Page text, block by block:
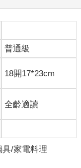
招，即是料理剪刀不
具；廚房刨刀不僅可
縮短煮熟的時間，省
底鍋就O K！
、包捲食材等步驟，
鍋碗瓢盆的情況發
在平底鍋中處理好，
就可以進行烹調。
普通級
18開17*23cm
全齡適讀
具/家電料理